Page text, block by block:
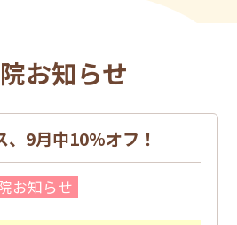
お知らせ
、9月中10%オフ！
お知らせ